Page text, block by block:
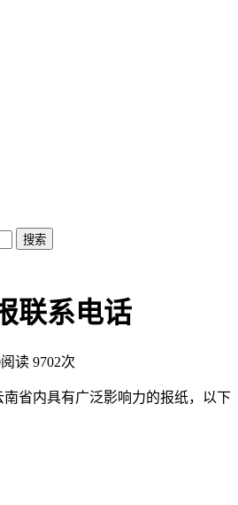
搜索
联系电话
阅读 9702次
南省内具有广泛影响力的报纸，以下